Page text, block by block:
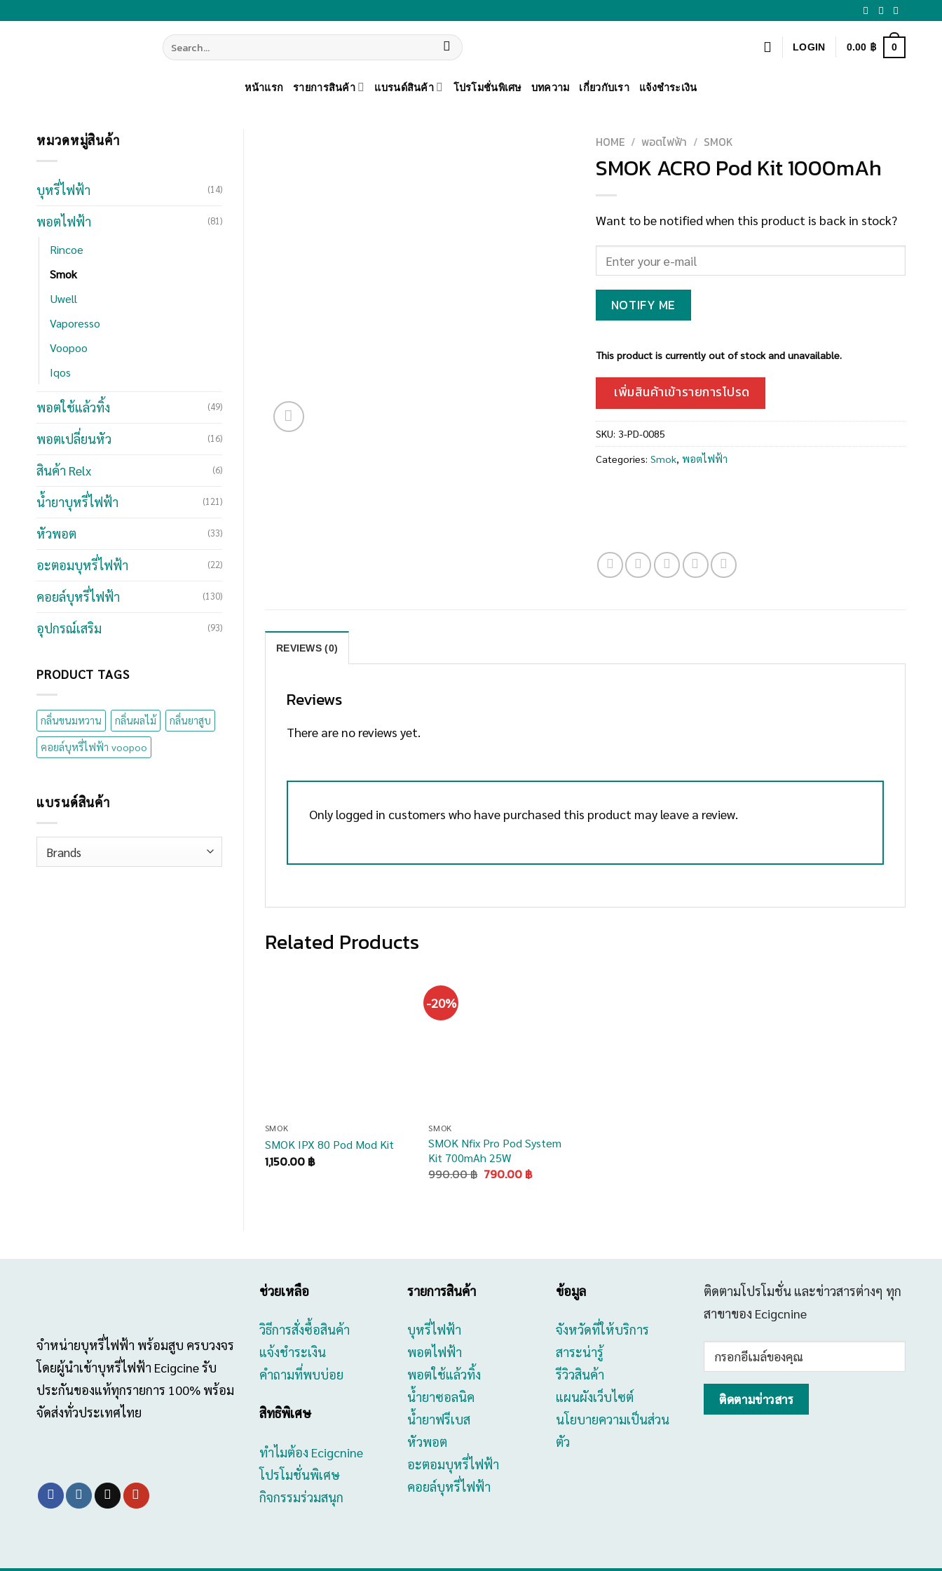
Search
for:
LOGIN 0.00 ฿ 0
หน้าแรก รายการสินค้า แบรนด์สินค้า โปรโมชั่นพิเศษ บทความ เกี่ยวกับเรา แจ้งชำระเงิน
หมวดหมู่สินค้า
บุหรี่ไฟฟ้า (14)
พอตไฟฟ้า (81)
Rincoe
Smok
Uwell
Vaporesso
Voopoo
Iqos
พอตใช้แล้วทิ้ง (49)
พอตเปลี่ยนหัว (16)
สินค้า Relx (6)
น้ำยาบุหรี่ไฟฟ้า (121)
หัวพอต (33)
อะตอมบุหรี่ไฟฟ้า (22)
คอยล์บุหรี่ไฟฟ้า (130)
อุปกรณ์เสริม (93)
PRODUCT TAGS
กลิ่นขนมหวาน กลิ่นผลไม้ กลิ่นยาสูบ
คอยล์บุหรี่ไฟฟ้า voopoo
แบรนด์สินค้า
HOME / พอตไฟฟ้า / SMOK
SMOK ACRO Pod Kit 1000mAh
Want to be notified when this product is back in stock?
NOTIFY ME
This product is currently out of stock and unavailable.
เพิ่มสินค้าเข้ารายการโปรด
SKU: 3-PD-0085
Categories: Smok, พอตไฟฟ้า
REVIEWS (0)
Reviews
There are no reviews yet.
Only logged in customers who have purchased this product may leave a review.
Related Products
SMOK
SMOK IPX 80 Pod Mod Kit
1,150.00 ฿
-20%
SMOK
SMOK Nfix Pro Pod System
Kit 700mAh 25W
990.00฿ Original
790.00 ฿Current
จำหน่ายบุหรี่ไฟฟ้า พร้อมสูบ ครบวงจร
โดยผู้นำเข้าบุหรี่ไฟฟ้า Ecigcine รับ
ประกันของแท้ทุกรายการ 100% พร้อม
จัดส่งทั่วประเทศไทย
ช่วยเหลือ
วิธีการสั่งซื้อสินค้า
แจ้งชำระเงิน
คำถามที่พบบ่อย
สิทธิพิเศษ
ทำไมต้อง Ecigcnine
โปรโมชั่นพิเศษ
กิจกรรมร่วมสนุก
รายการสินค้า
บุหรี่ไฟฟ้า
พอตไฟฟ้า
พอตใช้แล้วทิ้ง
น้ำยาซอลนิค
น้ำยาฟรีเบส
หัวพอต
อะตอมบุหรี่ไฟฟ้า
คอยล์บุหรี่ไฟฟ้า
ข้อมูล
จังหวัดที่ให้บริการ
สาระน่ารู้
รีวิวสินค้า
แผนผังเว็บไซต์
นโยบายความเป็นส่วน
ตัว
ติดตามโปรโมชั่น และข่าวสารต่างๆ ทุก
สาขาของ Ecigcnine